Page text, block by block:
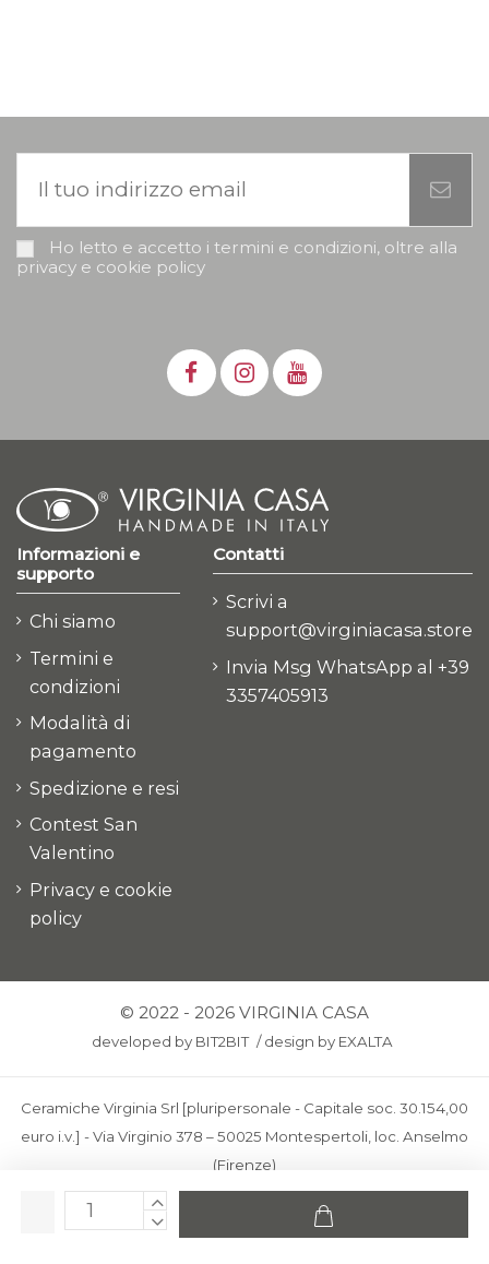
Ho letto e accetto i termini e condizioni, oltre alla
privacy e cookie policy
Informazioni e
supporto
Chi siamo
Termini e
condizioni
Modalità di
pagamento
Spedizione e resi
Contest San
Valentino
Privacy e cookie
policy
Contatti
Scrivi a
support@virginiacasa.store
Invia Msg WhatsApp al +39
3357405913
© 2022 - 2026 VIRGINIA CASA
developed by BIT2BIT /design by EXALTA
Ceramiche Virginia Srl [pluripersonale - Capitale soc. 30.154,00
euro i.v.] - Via Virginio 378 – 50025 Montespertoli, loc. Anselmo
(Firenze)
C.F. e P.IVA: IT00436100481 - REA: FI-227733 - PEC:
ceramichevirginia@pec.it